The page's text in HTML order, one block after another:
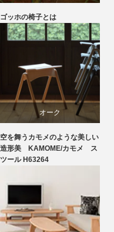
家具
飛騨高山
ゴッホの椅子とは
オーク
スツール
空を舞うカモメのような美しい
造形美 KAMOME/カモメ ス
ツール H63264